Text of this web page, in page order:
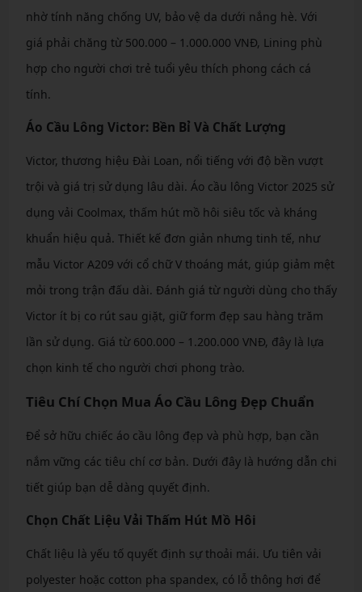
nhờ tính năng chống UV, bảo vệ da dưới nắng hè. Với
giá phải chăng từ 500.000 – 1.000.000 VNĐ, Lining phù
hợp cho người chơi trẻ tuổi yêu thích phong cách cá
tính.
Áo Cầu Lông Victor: Bền Bỉ Và Chất Lượng
Victor, thương hiệu Đài Loan, nổi tiếng với độ bền vượt
trội và giá trị sử dụng lâu dài. Áo cầu lông Victor 2025 sử
dụng vải Coolmax, thấm hút mồ hôi siêu tốc và kháng
khuẩn hiệu quả. Thiết kế đơn giản nhưng tinh tế, như
mẫu Victor A209 với cổ chữ V thoáng mát, giúp giảm mệt
mỏi trong trận đấu dài. Đánh giá từ người dùng cho thấy
Victor ít bị co rút sau giặt, giữ form đẹp sau hàng trăm
lần sử dụng. Giá từ 600.000 – 1.200.000 VNĐ, đây là lựa
chọn kinh tế cho người chơi phong trào.
Tiêu Chí Chọn Mua Áo Cầu Lông Đẹp Chuẩn
Để sở hữu chiếc áo cầu lông đẹp và phù hợp, bạn cần
nắm vững các tiêu chí cơ bản. Dưới đây là hướng dẫn chi
tiết giúp bạn dễ dàng quyết định.
Chọn Chất Liệu Vải Thấm Hút Mồ Hôi
Chất liệu là yếu tố quyết định sự thoải mái. Ưu tiên vải
polyester hoặc cotton pha spandex, có lỗ thông hơi để